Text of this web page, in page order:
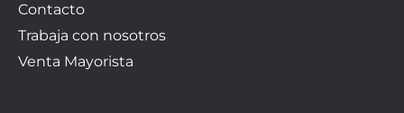
Contacto
Trabaja con nosotros
Venta Mayorista